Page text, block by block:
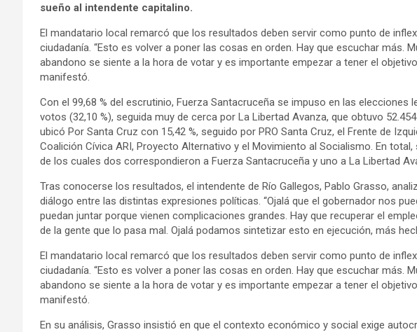
sueño al intendente capitalino.
El mandatario local remarcó que los resultados deben servir como punto de
ciudadanía. “Esto es volver a poner las cosas en orden. Hay que escuchar más.
abandono se siente a la hora de votar y es importante empezar a tener el
manifestó.
Con el 99,68 % del escrutinio, Fuerza Santacruceña se impuso en las elecciones
votos (32,10 %), seguida muy de cerca por La Libertad Avanza, que obtuvo
ubicó Por Santa Cruz con 15,42 %, seguido por PRO Santa Cruz, el Frente de
Coalición Cívica ARI, Proyecto Alternativo y el Movimiento al Socialismo. En
de los cuales dos correspondieron a Fuerza Santacruceña y uno a La Libertad
Tras conocerse los resultados, el intendente de Río Gallegos, Pablo Grasso,
diálogo entre las distintas expresiones políticas. “Ojalá que el gobernador nos
puedan juntar porque vienen complicaciones grandes. Hay que recuperar el
de la gente que lo pasa mal. Ojalá podamos sintetizar esto en ejecución, más
El mandatario local remarcó que los resultados deben servir como punto de
ciudadanía. “Esto es volver a poner las cosas en orden. Hay que escuchar más.
abandono se siente a la hora de votar y es importante empezar a tener el
manifestó.
En su análisis, Grasso insistió en que el contexto económico y social exige